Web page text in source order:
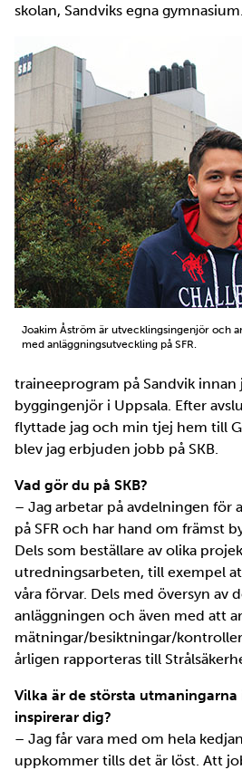
skolan, Sandviks egna gymnasium.
Joakim Åström är utvecklingsingenjör och
med anläggningsutveckling på SFR.
traineeprogram på Sandvik
byggingenjör i Uppsala. Efter
flyttade jag och min tjej hem till
blev jag erbjuden jobb på SKB.
Vad gör du på SKB?
– Jag arbetar på avdelningen för
på SFR och har hand om främst
Dels som beställare av olika
utredningsarbeten, till exempel
våra förvar. Dels med översyn av
anläggningen och även med att
mätningar/besiktningar/
årligen rapporteras till
Vilka är de största
inspirerar dig?
– Jag får vara med om hela
uppkommer tills det är löst. Att